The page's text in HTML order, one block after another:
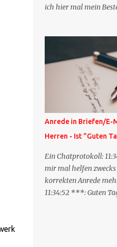
ich hier mal mein
besagt: "Lieber
Kommentar zu dir
bei dir in den
meinem Blog. Bitte
damit deine Leser
was ich zu deinem
Diese
'angestoßen' in dem
'TrackbackURL' des
schickt, d.h. ein paar
(URL meines Eintrags,
Beitrags). Praktisch
Anderes tun, als die
Anrede in Briefen/E-
Herren - Ist "Guten
Ein Chatprotokoll:
mir mal helfen
korrekten Anrede
11:34:52 ***: Guten